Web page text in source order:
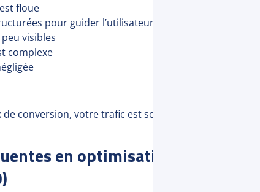
floue
pour guider l’utilisateur
peu visibles
complexe
conversion, votre trafic est sous-exploité.
en optimisation du taux de